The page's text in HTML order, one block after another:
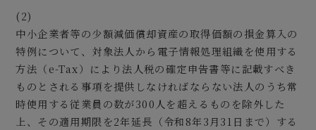
(2)
中小企業者等の少額減価償却資産の取得価額の損金算入の
特例について、対象法人から電子情報処理組織を使用する
方法（e-Tax）により法人税の確定申告書等に記載すべき
ものとされる事項を提供しなければならない法人のうち常
時使用する従業員の数が300人を超えるものを除外した
上、その適用期限を2年延長（令和8年3月31日まで）する